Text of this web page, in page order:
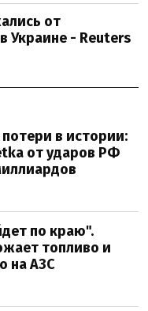
от
Украине - Reuters
в истории:
от ударов РФ
по краю".
топливо и
на АЗС